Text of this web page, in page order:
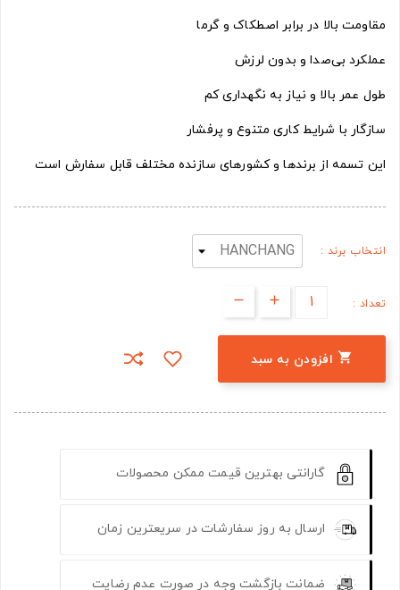
مقاومت بالا در برابر اصطکاک و گرما
عملکرد بی‌صدا و بدون لرزش
طول عمر بالا و نیاز به نگهداری کم
سازگار با شرایط کاری متنوع و پرفشار
این تسمه از برندها و کشورهای سازنده مختلف قابل سفارش است
انتخاب برند :
تعداد :
 افزودن به سبد
گارانتی بهترین قیمت ممکن محصولات
ارسال به روز سفارشات در سریعترین زمان
ضمانت بازگشت وجه در صورت عدم رضایت